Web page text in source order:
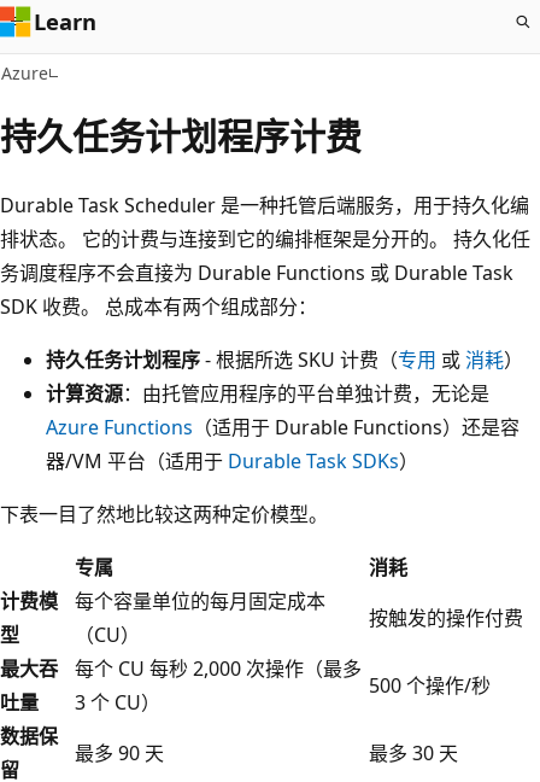
Learn
Azure
持久任务计划程序计费
Durable Task Scheduler 是一种托管后端服务，用于持久化编
排状态。 它的计费与连接到它的编排框架是分开的。 持久化任
务调度程序不会直接为 Durable Functions 或 Durable Task
SDK 收费。 总成本有两个组成部分：
持久任务计划程序- 根据所选 SKU 计费（专用 或消耗）
计算资源：由托管应用程序的平台单独计费，无论是
Azure Functions （适用于 Durable Functions）还是容
器/VM 平台（适用于 Durable Task SDKs）
下表一目了然地比较这两种定价模型。
专属
消耗
计费模
型
每个容量单位的每月固定成本
（CU）
按触发的操作付费
最大吞
吐量
每个 CU 每秒 2,000 次操作（最多
3 个 CU）
500 个操作/秒
数据保
留
最多 90 天
最多 30 天